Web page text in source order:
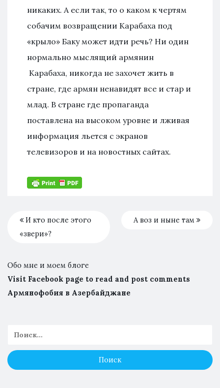
никаких. А если так, то о каком к чертям
собачим возвращении Карабаха под
«крыло» Баку может идти речь? Ни один
нормально мыслящий армянин
Карабаха, никогда не захочет жить в
стране, где армян ненавидят все и стар и
млад. В стране где пропаганда
поставлена на высоком уровне и лживая
информация льется с экранов
телевизоров и на новостных сайтах.
И кто после этого
«звери»?
А воз и ныне там
Обо мне и моем блоге
Visit Facebook page to read and post comments
Армянофобия в Азербайджане